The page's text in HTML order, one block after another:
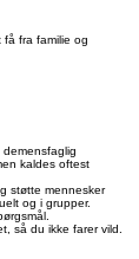
fra familie og
kaldes oftest
støtte mennesker
og i grupper.
så du ikke farer vild.